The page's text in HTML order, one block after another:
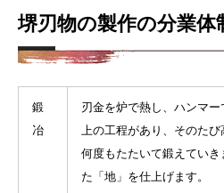
堺刃物の製作の分業体
鍛
冶
刃金を炉で熱し、ハンマ
上の工程があり、そのた
何度もたたいて鍛えてい
た「地」を仕上げます。